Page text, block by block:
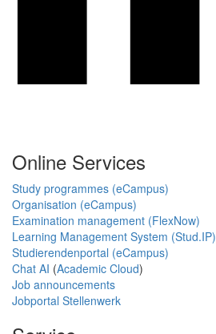
Online Services
Study programmes (eCampus)
Organisation (eCampus)
Examination management (FlexNow)
Learning Management System (Stud.IP)
Studierendenportal (eCampus)
Chat AI (Academic Cloud)
Job announcements
Jobportal Stellenwerk